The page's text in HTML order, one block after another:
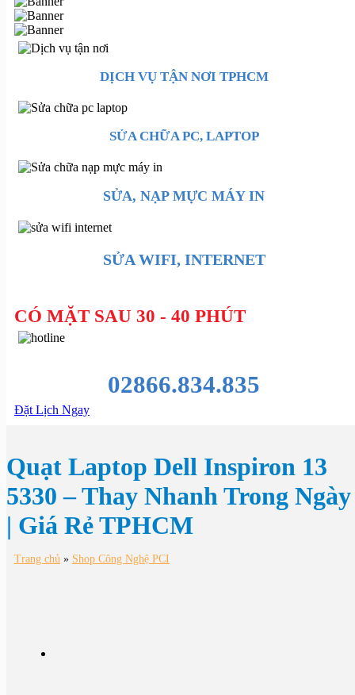
DỊCH VỤ TẬN NƠI TPHCM
SỬA CHỮA PC, LAPTOP
SỬA, NẠP MỰC MÁY IN
SỬA WIFI, INTERNET
CÓ MẶT SAU 30 - 40 PHÚT
02866.834.835
Đặt Lịch Ngay
Quạt Laptop Dell Inspiron 13
5330 – Thay Nhanh Trong Ngày
| Giá Rẻ TPHCM
Trang chủ » Shop Công Nghệ PCI